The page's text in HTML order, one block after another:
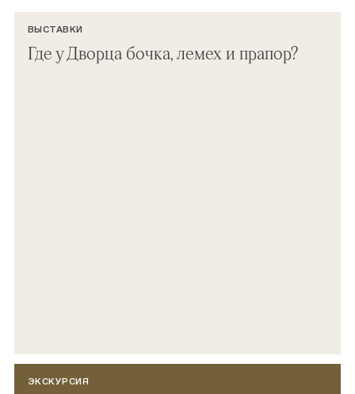
ВЫСТАВКИ
Где у Дворца бочка, лемех и прапор?
ЭКСКУРСИЯ